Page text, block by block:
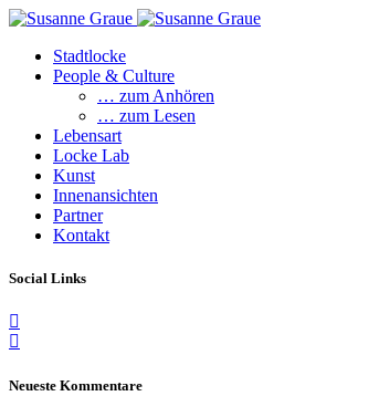
Stadtlocke
People & Culture
… zum Anhören
… zum Lesen
Lebensart
Locke Lab
Kunst
Innenansichten
Partner
Kontakt
Social Links
Neueste Kommentare